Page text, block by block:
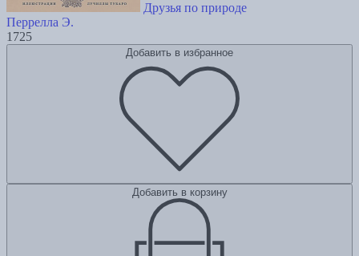
Друзья по природе
Перрелла Э.
1725
Добавить в избранное
Добавить в корзину